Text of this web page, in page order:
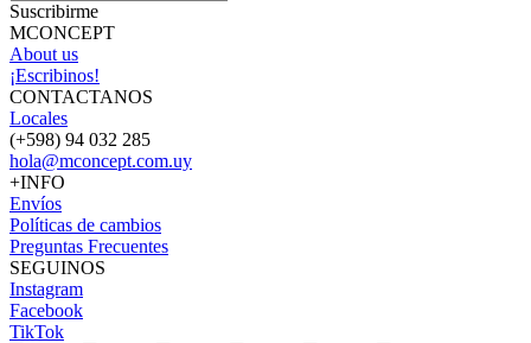
Suscribirme
MCONCEPT
About us
¡Escribinos!
CONTACTANOS
Locales
(+598) 94 032 285
hola@mconcept.com.uy
+INFO
Envíos
Políticas de cambios
Preguntas Frecuentes
SEGUINOS
Instagram
Facebook
TikTok